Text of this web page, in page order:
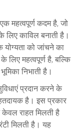
महत्वपूर्ण कदम है, जो
लिए काविल बनाती है।
योग्यता को जांचने का
महत्वपूर्ण है, बल्कि
निभाती है।
प्रदान करने के
है। इस प्रकार
राहत मिलती है
मिलती है। यह